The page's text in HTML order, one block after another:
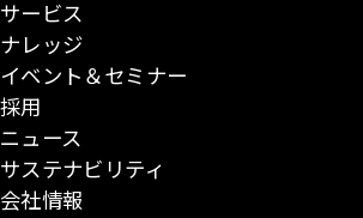
サービス
ナレッジ
イベント＆セミナー
採用
ニュース
サステナビリティ
会社情報